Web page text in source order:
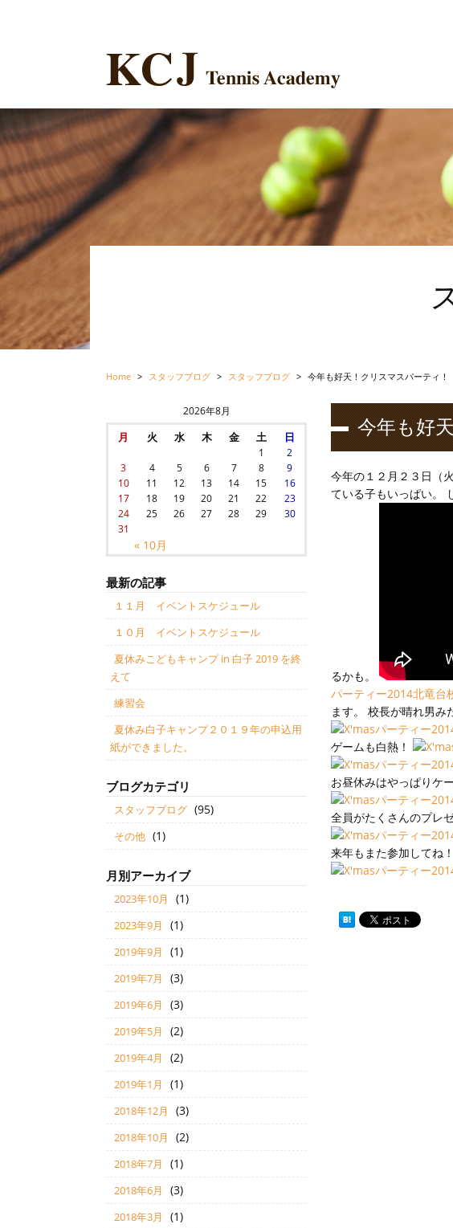
Home > スタッフブログ > スタッフブログ > 今年も好天！クリスマスパーティ！
今年も好
今年の１２月２３日（
ている子もいっぱい。
るかも。
パーティー2014北竜台
ます。 校長が晴れ男み
ゲームも白熱！
お昼休みはやっぱりケ
全員がたくさんのプレ
来年もまた参加してね！
2026年8月
月 火 水 木 金 土 日
« 10月
1
2
3
4 5 6 7 8
9
10
11 12 13 14 15
16
17
18 19 20 21 22
23
24
25 26 27 28 29
30
31
最新の記事
１１月 イベントスケジュール
１０月 イベントスケジュール
夏休みこどもキャンプ in 白子 2019 を終
えて
練習会
夏休み白子キャンプ２０１９年の申込用
紙ができました。
ブログカテゴリ
スタッフブログ (95)
その他 (1)
月別アーカイブ
2023年10月 (1)
2023年9月 (1)
2019年9月 (1)
2019年7月 (3)
2019年6月 (3)
2019年5月 (2)
2019年4月 (2)
2019年1月 (1)
2018年12月 (3)
2018年10月 (2)
2018年7月 (1)
2018年6月 (3)
2018年3月 (1)